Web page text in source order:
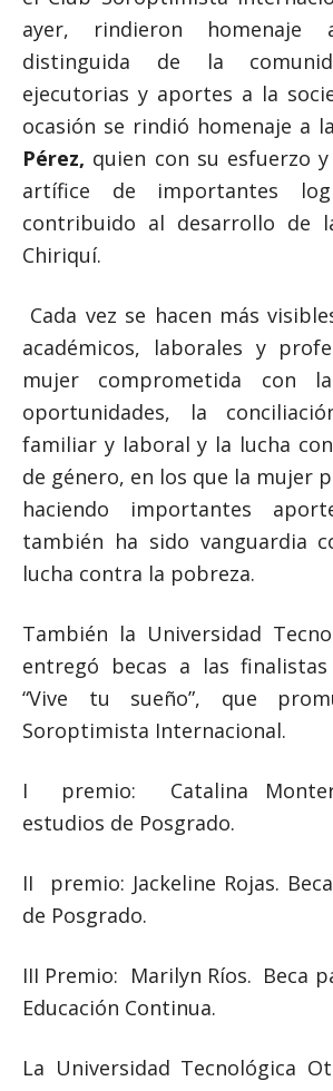
ayer, rindieron homenaje
distinguida de la
ejecutorias y aportes a la
ocasión se rindió homenaje a
Pérez, quien con su esfuerzo
artífice de importantes
contribuido al desarrollo de
Chiriquí.
Cada vez se hacen más
académicos, laborales y
mujer comprometida con
oportunidades, la
familiar y laboral y la lucha
de género, en los que la mujer
haciendo importantes
también ha sido vanguardia
lucha contra la pobreza.
También la Universidad
entregó becas a las
“Vive tu sueño”, que
Soroptimista Internacional.
I premio: Catalina
estudios de Posgrado.
II premio: Jackeline Rojas.
de Posgrado.
III Premio: Marilyn Ríos. Beca
Educación Continua.
La Universidad Tecnológica